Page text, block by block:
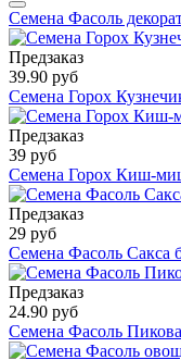
Семена Фасоль
Предзаказ
39.90 руб
Семена Горох
Предзаказ
39 руб
Семена Горох Киш-
Предзаказ
29 руб
Семена Фасоль Сакса
Предзаказ
24.90 руб
Семена Фасоль